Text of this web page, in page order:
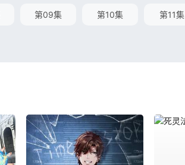
第09集 第10集 第11集